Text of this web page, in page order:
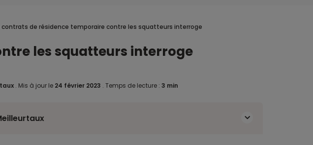
contrats de résidence temporaire contre les squatteurs interroge
les squatteurs interroge
. Mis à jour le 24 février 2023 . Temps de lecture : 3 min